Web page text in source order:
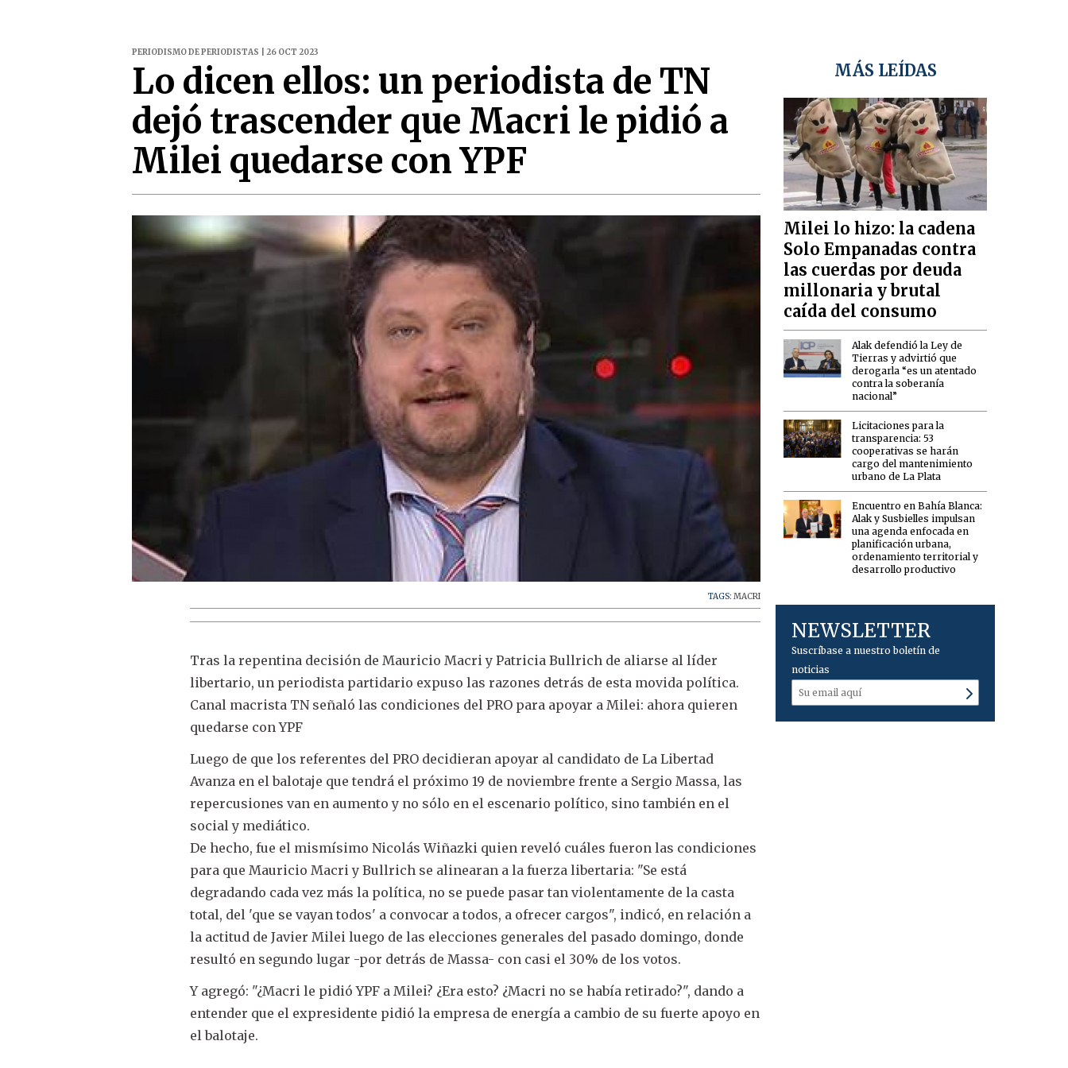
PERIODISMO DE PERIODISTAS | 26 OCT 2023
Lo dicen ellos: un periodista de TN
dejó trascender que Macri le pidió a
Milei quedarse con YPF
TAGS:MACRI
Tras la repentina decisión de Mauricio Macri y Patricia Bullrich de aliarse al líder
libertario, un periodista partidario expuso las razones detrás de esta movida política.
Canal macrista TN señaló las condiciones del PRO para apoyar a Milei: ahora quieren
quedarse con YPF
Luego de que los referentes del PRO decidieran apoyar al candidato de La Libertad
Avanza en el balotaje que tendrá el próximo 19 de noviembre frente a Sergio Massa, las
repercusiones van en aumento y no sólo en el escenario político, sino también en el
social y mediático.
De hecho, fue el mismísimo Nicolás Wiñazki quien reveló cuáles fueron las condiciones
para que Mauricio Macri y Bullrich se alinearan a la fuerza libertaria: "Se está
degradando cada vez más la política, no se puede pasar tan violentamente de la casta
total, del 'que se vayan todos' a convocar a todos, a ofrecer cargos", indicó, en relación a
la actitud de Javier Milei luego de las elecciones generales del pasado domingo, donde
resultó en segundo lugar -por detrás de Massa- con casi el 30% de los votos.
Y agregó: "¿Macri le pidió YPF a Milei? ¿Era esto? ¿Macri no se había retirado?", dando a
entender que el expresidente pidió la empresa de energía a cambio de su fuerte apoyo en
el balotaje.
MÁS LEÍDAS
Milei lo hizo: la cadena
Solo Empanadas contra
las cuerdas por deuda
millonaria y brutal
caída del consumo
Alak defendió la Ley de
Tierras y advirtió que
derogarla “es un atentado
contra la soberanía
nacional”
Licitaciones para la
transparencia: 53
cooperativas se harán
cargo del mantenimiento
urbano de La Plata
Encuentro en Bahía Blanca:
Alak y Susbielles impulsan
una agenda enfocada en
planificación urbana,
ordenamiento territorial y
desarrollo productivo
NEWSLETTER
Suscríbase a nuestro boletín de
noticias